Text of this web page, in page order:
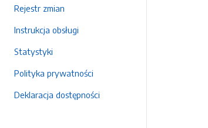
Rejestr zmian
Instrukcja obsługi
Statystyki
Polityka prywatności
Deklaracja dostępności